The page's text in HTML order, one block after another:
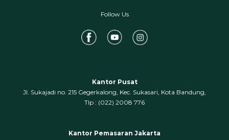
Follow Us
Kantor Pusat
Jl. Sukajadi no. 215 Gegerkalong, Kec. Sukasari, Kota Bandung,
‍Tlp : (022) 2008 776
Kantor Pemasaran Jakarta